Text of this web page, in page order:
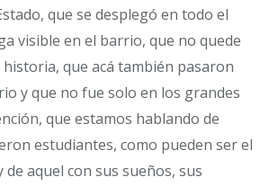
que se desplegó en todo el
visible en el barrio, que no quede
que acá también pasaron
y que no fue solo en los grandes
que estamos hablando de
estudiantes, como pueden ser el
de aquel con sus sueños, sus